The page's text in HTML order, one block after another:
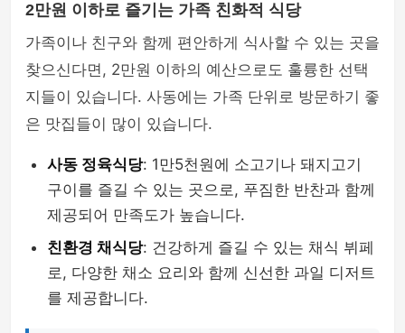
2만원 이하로 즐기는 가족 친화적 식당
가족이나 친구와 함께 편안하게 식사할 수 있는 곳을
찾으신다면, 2만원 이하의 예산으로도 훌륭한 선택
지들이 있습니다. 사동에는 가족 단위로 방문하기 좋
은 맛집들이 많이 있습니다.
사동 정육식당: 1만5천원에 소고기나 돼지고기
구이를 즐길 수 있는 곳으로, 푸짐한 반찬과 함께
제공되어 만족도가 높습니다.
친환경 채식당: 건강하게 즐길 수 있는 채식 뷔페
로, 다양한 채소 요리와 함께 신선한 과일 디저트
를 제공합니다.